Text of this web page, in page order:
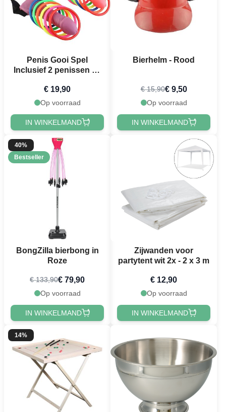
Penis Gooi Spel
Inclusief 2 penissen en
€ 19,90
Op voorraad
IN WINKELMAND
Bierhelm - Rood
€ 15,90€ 9,50
Op voorraad
IN WINKELMAND
40%
Bestseller
BongZilla bierbong in
Roze
€ 133,90€ 79,90
Op voorraad
IN WINKELMAND
Zijwanden voor
partytent wit 2x - 2 x 3 m
€ 12,90
Op voorraad
IN WINKELMAND
14%